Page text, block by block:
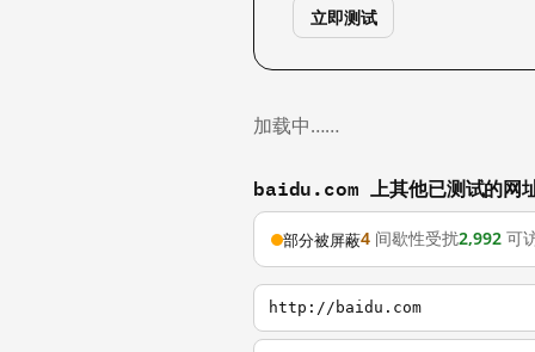
立即测试
加载中……
baidu.com 上其他已测试的网
部分被屏蔽4 间歇性受扰2,992 可
http://baidu.com